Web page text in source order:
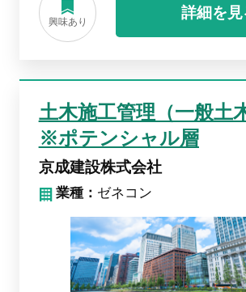
興味あり
詳細を見
土木施工管理（一般土
※ポテンシャル層
京成建設株式会社
業種： ゼネコン